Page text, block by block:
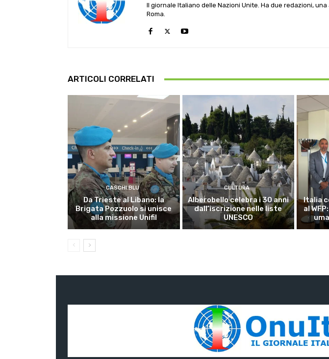
Il giornale Italiano delle Nazioni Unite. Ha due redazioni, una
Roma.
ARTICOLI CORRELATI
CASCHI BLU
Da Trieste al Libano: la
Brigata Pozzuolo si unisce
alla missione Unifil
CULTURA
Alberobello celebra i 30 anni
dall’iscrizione nelle liste
UNESCO
Italia
al